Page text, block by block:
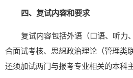
四、复试内容和要求
复试内容包括外语（口语、听力
合面试考核、思想政治理论（管理类
还须加试两门与报考专业相关的本科